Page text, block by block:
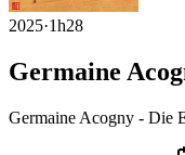
2025·1h28
Germaine
Germaine Acogny - Die